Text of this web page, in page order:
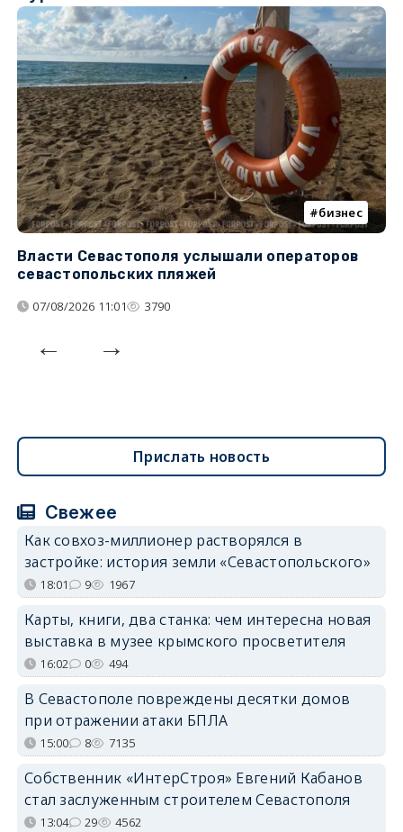
бизнес
Власти Севастополя услышали операторов
севастопольских пляжей
07/08/2026 11:01 3790
Прислать новость
Свежее
Как совхоз-миллионер растворялся в
застройке: история земли «Севастопольского»
18:01 9 1967
Карты, книги, два станка: чем интересна новая
выставка в музее крымского просветителя
16:02 0 494
В Севастополе повреждены десятки домов
при отражении атаки БПЛА
15:00 8 7135
Собственник «ИнтерСтроя» Евгений Кабанов
стал заслуженным строителем Севастополя
13:04 29 4562